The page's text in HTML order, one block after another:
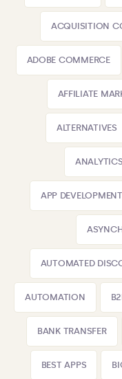
ACQUISITION
ADOBE COMMERCE
AFFILIATE
ALTERNATIVES
ANALYTICS
APP DEVELOPMENT
AUTOMATED
AUTOMATION
BANK TRANSFER
BEST APPS